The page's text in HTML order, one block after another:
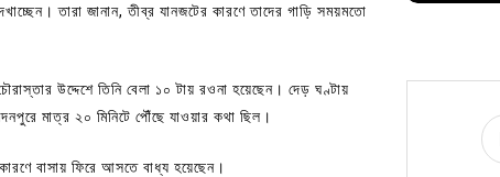
তারা জানান, তীব্র যানজটের কারণে তাদের গাড়ি সময়মতো
উদ্দেশে তিনি বেলা ১০ টায় রওনা হয়েছেন। দেড় ঘণ্টায়
মাত্র ২০ মিনিটে পৌঁছে যাওয়ার কথা ছিল।
বাসায় ফিরে আসতে বাধ্য হয়েছেন।